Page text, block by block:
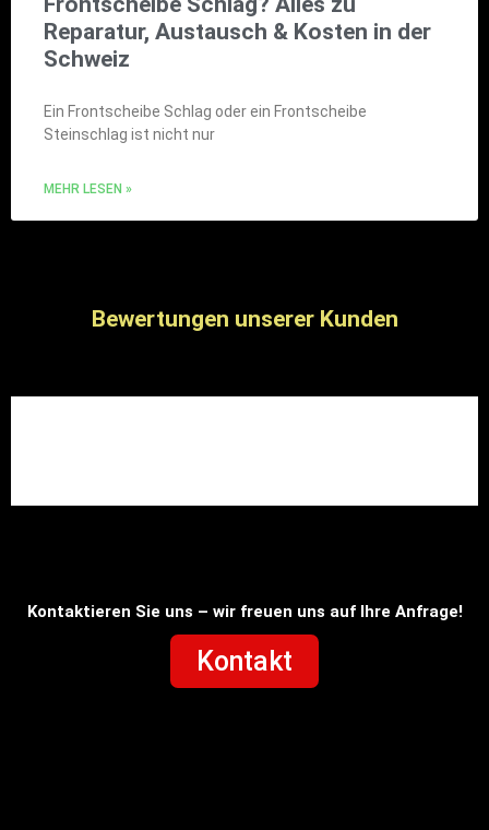
Reparatur, Austausch & Kosten in der
Schweiz
Ein Frontscheibe Schlag oder ein Frontscheibe
Steinschlag ist nicht nur
MEHR LESEN »
Bewertungen unserer Kunden
Kontaktieren Sie uns – wir freuen uns auf Ihre Anfrage!
Kontakt